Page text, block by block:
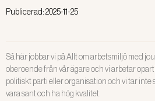
av fallen går
Publicerad:2025-11-25
Så här jobbar vi på Allt om arbetsmiljö med
oberoende från vår ägare och vi arbetar
politiskt parti eller organisation och vi tar inte
vara sant och ha hög kvalitet.